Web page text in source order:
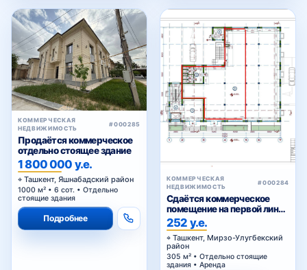
КОММЕРЧЕСКАЯ
НЕДВИЖИМОСТЬ
#000285
Продаётся коммерческое
отдельно стоящее здание
1 800 000 у.е.
Ташкент, Яшнабадский район
1000 м² • 6 сот. • Отдельно
стоящие здания
Подробнее
КОММЕРЧЕСКАЯ
НЕДВИЖИМОСТЬ
#000284
Сдаётся коммерческое
помещение на первой линии
Сайрам
252 у.е.
Ташкент, Мирзо-Улугбекский
район
305 м² • Отдельно стоящие
здания • Аренда